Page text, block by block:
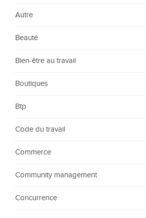
Autre
Beauté
Bien-être au travail
Boutiques
Btp
Code du travail
Commerce
Community management
Concurrence